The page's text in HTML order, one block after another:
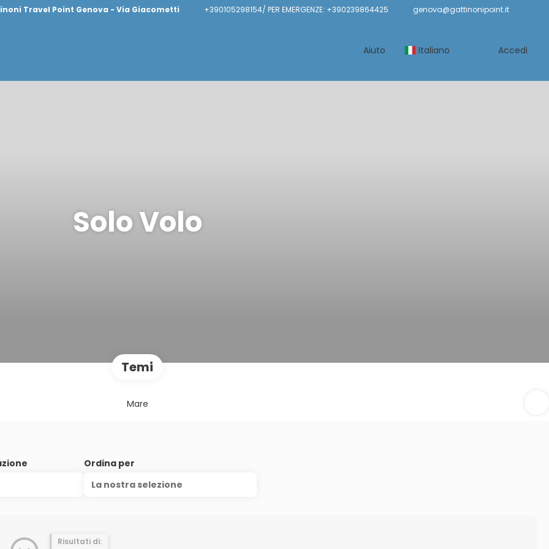
Travel Point Genova - Via Giacometti +390105298154/ PER EMERGENZE: +390239864425 genova@gattinonipoint.it
Aiuto Italiano Accedi
Solo Volo
Temi
Mare
Ordina per
La nostra selezione
Risultati di: